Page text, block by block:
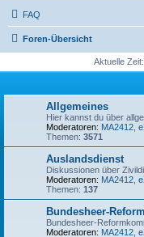
FAQ
Foren-Übersicht
Aktuelle
Allgemeines
Hier kannst du über
Moderatoren: MA2412
Themen: 3571
Auslandsdienst
Diskussionen über
Moderatoren: MA2412
Themen: 137
Bundesheer-
Bundesheer-
Moderatoren: MA2412